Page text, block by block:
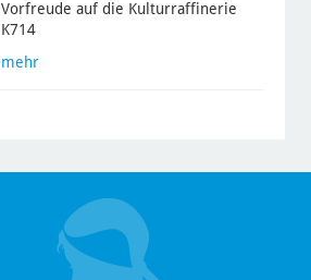
Vorfreude auf die Kulturraffinerie
K714
mehr